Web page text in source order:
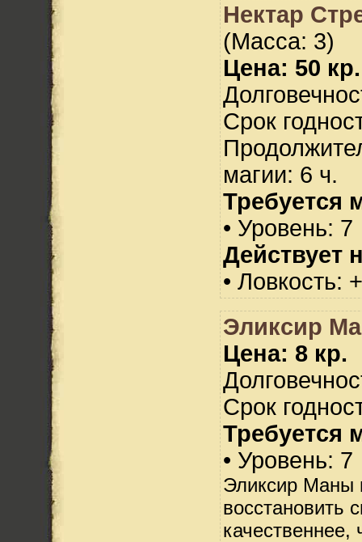
Нектар
(Масса: 3)
Цена: 50 кр.
Срок
магии: 6 ч.
Требуется
• Уровень: 7
Действует
• Ловкость:
Эликсир
Цена: 8 кр.
Срок
Требуется
• Уровень: 7
Эликсир Маны
восстановить